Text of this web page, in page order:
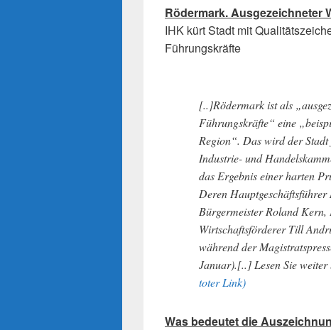
Rödermark. Ausgezeichneter
IHK kürt Stadt mit
Führungskräfte
[..]Rödermark ist als
Führungskräfte“ eine
Region“. Das wird der
Industrie- und
das Ergebnis einer harten
Deren
Bürgermeister Roland
Wirtschaftsförderer Till
während der
Januar).[..] Lesen Sie weiter
toter Link)
Was bedeutet die